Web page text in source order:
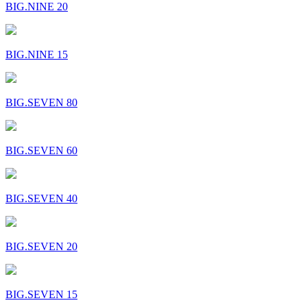
BIG.NINE 20
BIG.NINE 15
BIG.SEVEN 80
BIG.SEVEN 60
BIG.SEVEN 40
BIG.SEVEN 20
BIG.SEVEN 15